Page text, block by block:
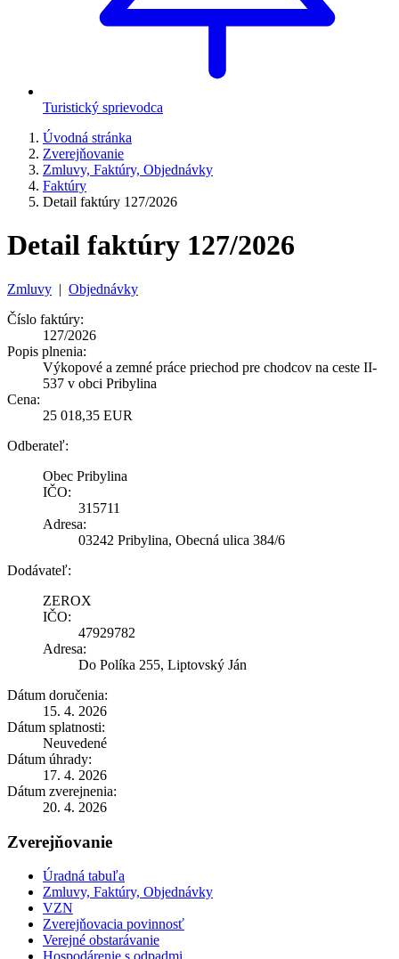
Turistický sprievodca
Úvodná stránka
Zverejňovanie
Zmluvy, Faktúry, Objednávky
Faktúry
Detail faktúry 127/2026
Detail faktúry 127/2026
Zmluvy | Objednávky
Číslo faktúry:
127/2026
Popis plnenia:
Výkopové a zemné práce priechod pre chodcov na ceste II-
537 v obci Pribylina
Cena:
25 018,35 EUR
Odberateľ:
Obec Pribylina
IČO:
315711
Adresa:
03242 Pribylina, Obecná ulica 384/6
Dodávateľ:
ZEROX
IČO:
47929782
Adresa:
Do Políka 255, Liptovský Ján
Dátum doručenia:
15. 4. 2026
Dátum splatnosti:
Neuvedené
Dátum úhrady:
17. 4. 2026
Dátum zverejnenia:
20. 4. 2026
Zverejňovanie
Úradná tabuľa
Zmluvy, Faktúry, Objednávky
VZN
Zverejňovacia povinnosť
Verejné obstarávanie